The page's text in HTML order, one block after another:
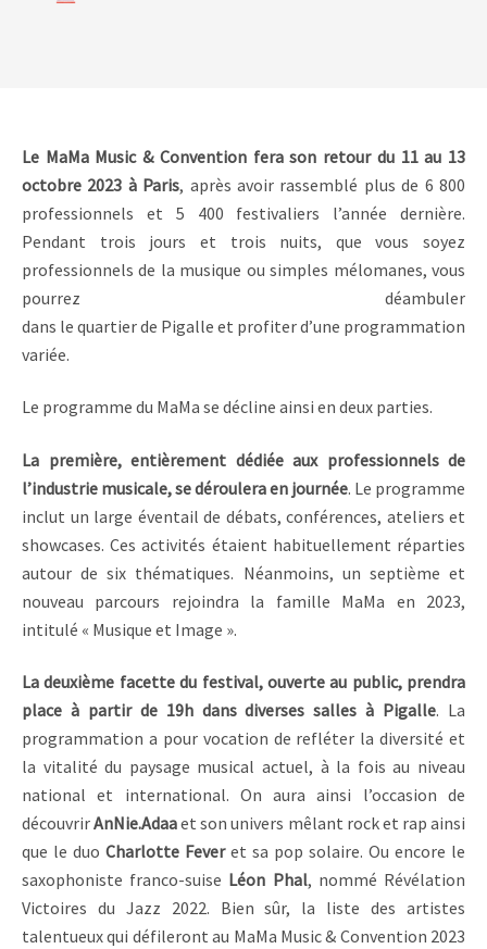
Le MaMa Music & Convention fera son retour du 11 au 13
octobre 2023 à Paris, après avoir rassemblé plus de 6 800
professionnels et 5 400 festivaliers l’année dernière.
Pendant trois jours et trois nuits, que vous soyez
professionnels de la musique ou simples mélomanes, vous
pourrez déambuler
dans le quartier de Pigalle et profiter d’une programmation
variée.
Le programme du MaMa se décline ainsi en deux parties.
La première, entièrement dédiée aux professionnels de
l’industrie musicale, se déroulera en journée. Le programme
inclut un large éventail de débats, conférences, ateliers et
showcases. Ces activités étaient habituellement réparties
autour de six thématiques. Néanmoins, un septième et
nouveau parcours rejoindra la famille MaMa en 2023,
intitulé « Musique et Image ».
La deuxième facette du festival, ouverte au public, prendra
place à partir de 19h dans diverses salles à Pigalle. La
programmation a pour vocation de refléter la diversité et
la vitalité du paysage musical actuel, à la fois au niveau
national et international. On aura ainsi l’occasion de
découvrirAnNie.Adaaet son univers mêlant rock et rap ainsi
que le duo Charlotte Feveret sa pop solaire. Ou encore le
saxophoniste franco-suise Léon Phal, nommé Révélation
Victoires du Jazz 2022. Bien sûr, la liste des artistes
talentueux qui défileront au MaMa Music & Convention 2023